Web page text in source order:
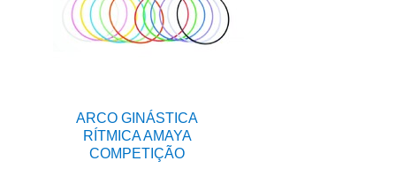
ARCO GINÁSTICA
RÍTMICA AMAYA
COMPETIÇÃO